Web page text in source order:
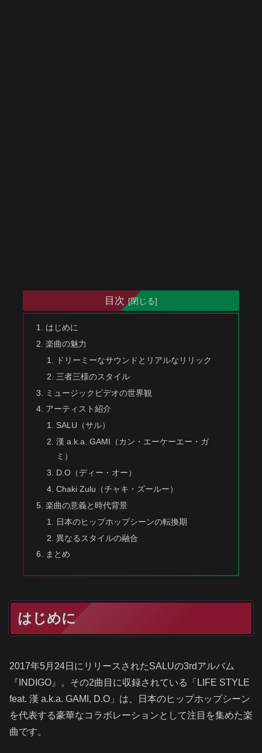
目次
はじめに
楽曲の魅力
ドリーミーなサウンドとリアルなリリック
三者三様のスタイル
ミュージックビデオの世界観
アーティスト紹介
SALU（サル）
漢 a.k.a. GAMI（カン・エーケーエー・ガ
ミ）
D.O（ディー・オー）
Chaki Zulu（チャキ・ズールー）
楽曲の意義と時代背景
日本のヒップホップシーンの転換期
異なるスタイルの融合
まとめ
はじめに
2017年5月24日にリリースされたSALUの3rdアルバム
『INDIGO』。その2曲目に収録されている「LIFE STYLE
feat. 漢 a.k.a. GAMI, D.O」は、日本のヒップホップシーン
を代表する豪華なコラボレーションとして注目を集めた楽
曲です。